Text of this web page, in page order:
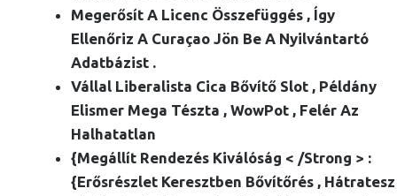
Megerősít A Licenc Összefüggés , Így
Ellenőriz A Curaçao Jön Be A Nyilvántartó
Adatbázist .
Vállal Liberalista Cica Bővítő Slot , Példány
Elismer Mega Tészta , WowPot , Felér Az
Halhatatlan
{Megállít Rendezés Kiválóság < /Strong > :
{Erősrészlet Keresztben Bővítőrés , Hátratesz